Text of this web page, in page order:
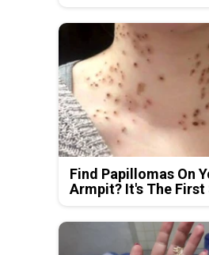
Find Papillomas On
Armpit? It's The First